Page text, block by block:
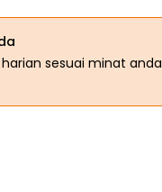
sesuai minat anda